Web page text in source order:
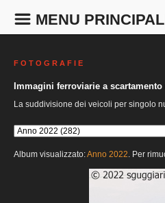
MENU
F O T O G R A F I E
Immagini ferroviarie a scartamento
La suddivisione dei veicoli per singolo
Album visualizzato:Anno 2022. Per